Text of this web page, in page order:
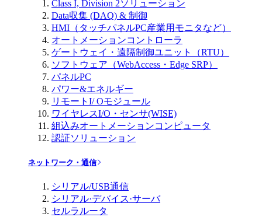
Class I, Division 2ソリューション
Data収集 (DAQ) & 制御
HMI（タッチパネルPC産業用モニタなど）
オートメーションコントローラ
ゲートウェイ・遠隔制御ユニット（RTU）
ソフトウェア（WebAccess・Edge SRP）
パネルPC
パワー&エネルギー
リモートI/ Oモジュール
ワイヤレスI/O・センサ(WISE)
組込みオートメーションコンピュータ
認証ソリューション
ネットワーク・通信
シリアル/USB通信
シリアル·デバイス·サーバ
セルラルータ